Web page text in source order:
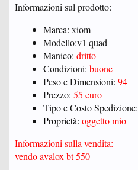
Informazioni sul prodotto:
Marca: xiom
Modello:v1 quad
Manico: dritto
Condizioni: buone
Peso e Dimensioni: 94
Prezzo: 55 euro
Tipo e Costo Spedizione:
Proprietà: oggetto mio
Informazioni sulla vendita:
vendo avalox bt 550